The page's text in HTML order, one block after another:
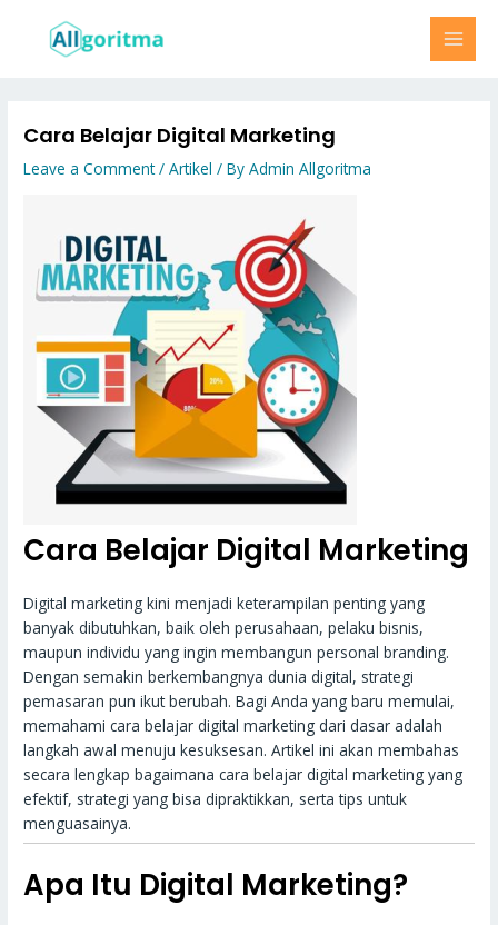
Cara Belajar Digital Marketing
Leave a Comment /Artikel / ByAdmin Allgoritma
Cara Belajar Digital Marketing
Digital marketing kini menjadi keterampilan penting yang
banyak dibutuhkan, baik oleh perusahaan, pelaku bisnis,
maupun individu yang ingin membangun personal branding.
Dengan semakin berkembangnya dunia digital, strategi
pemasaran pun ikut berubah. Bagi Anda yang baru memulai,
memahami cara belajar digital marketing dari dasar adalah
langkah awal menuju kesuksesan. Artikel ini akan membahas
secara lengkap bagaimana cara belajar digital marketing yang
efektif, strategi yang bisa dipraktikkan, serta tips untuk
menguasainya.
Apa Itu Digital Marketing?